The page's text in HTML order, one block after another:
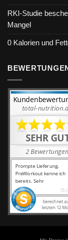
RKI-Studie
Mangel
0 Kalorien und
BEWERTUNGEN